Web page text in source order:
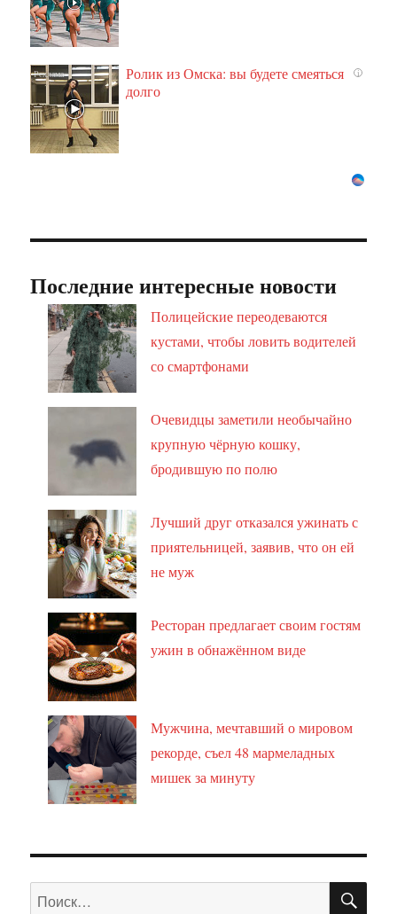
i
Ролик из Омска: вы будете смеяться
долго
Последние интересные новости
Полицейские переодеваются
кустами, чтобы ловить водителей
со смартфонами
Очевидцы заметили необычайно
крупную чёрную кошку,
бродившую по полю
Лучший друг отказался ужинать с
приятельницей, заявив, что он ей
не муж
Ресторан предлагает своим гостям
ужин в обнажённом виде
Мужчина, мечтавший о мировом
рекорде, съел 48 мармеладных
мишек за минуту
Искать: